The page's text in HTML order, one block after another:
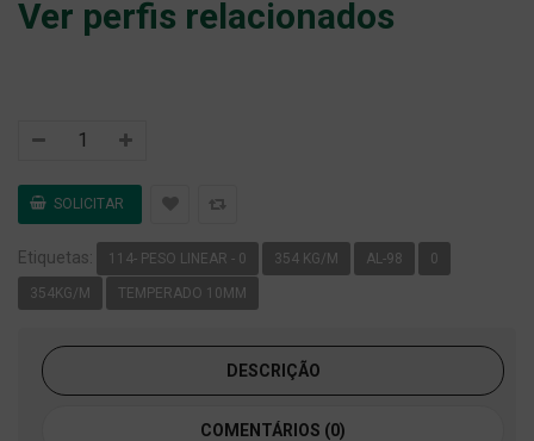
Ver perfis relacionados
Etiquetas: 114- PESO LINEAR - 0 354 KG/M AL-98 0
354KG/M TEMPERADO 10MM
DESCRIÇÃO
COMENTÁRIOS (0)